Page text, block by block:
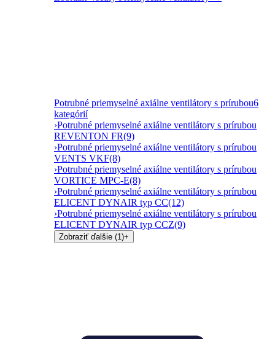
Potrubné priemyselné axiálne ventilátory s prírubou6
kategórií
›Potrubné priemyselné axiálne ventilátory s prírubou
REVENTON FR(9)
›Potrubné priemyselné axiálne ventilátory s prírubou
VENTS VKF(8)
›Potrubné priemyselné axiálne ventilátory s prírubou
VORTICE MPC-E(8)
›Potrubné priemyselné axiálne ventilátory s prírubou
ELICENT DYNAIR typ CC(12)
›Potrubné priemyselné axiálne ventilátory s prírubou
ELICENT DYNAIR typ CCZ(9)
Zobraziť ďalšie (1)+